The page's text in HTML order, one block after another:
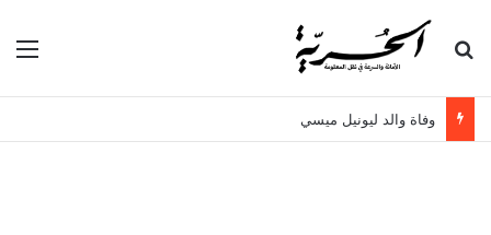
بحث عن
وفاة والد ليونيل ميسي